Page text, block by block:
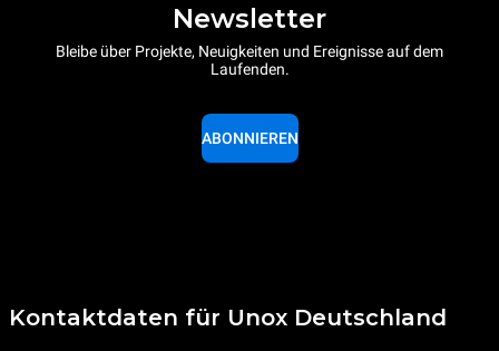
Newsletter
Bleibe über Projekte, Neuigkeiten und Ereignisse auf dem
Laufenden.
ABONNIEREN
Kontaktdaten für Unox Deutschland